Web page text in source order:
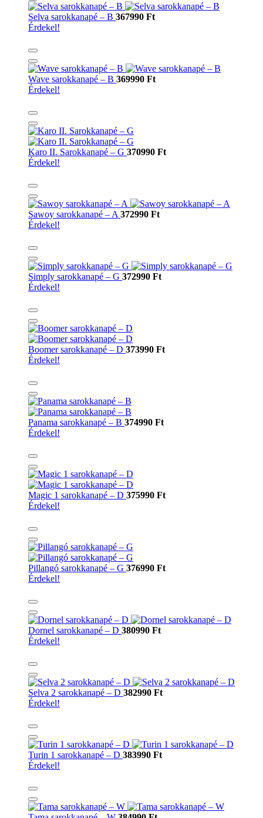
Selva sarokkanapé – B 367990 Ft
Érdekel!
Wave sarokkanapé – B 369990 Ft
Érdekel!
Karo II. Sarokkanapé – G 370990 Ft
Érdekel!
Sawoy sarokkanapé – A 372990 Ft
Érdekel!
Simply sarokkanapé – G 372990 Ft
Érdekel!
Boomer sarokkanapé – D 373990 Ft
Érdekel!
Panama sarokkanapé – B 374990 Ft
Érdekel!
Magic 1 sarokkanapé – D 375990 Ft
Érdekel!
Pillangó sarokkanapé – G 376990 Ft
Érdekel!
Dornel sarokkanapé – D 380990 Ft
Érdekel!
Selva 2 sarokkanapé – D 382990 Ft
Érdekel!
Turin 1 sarokkanapé – D 383990 Ft
Érdekel!